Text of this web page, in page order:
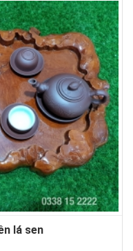
lá sen